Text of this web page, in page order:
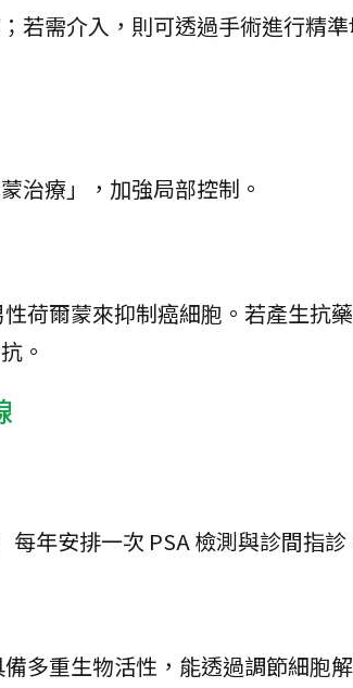
若需介入，則可透過手術進行精
治療」，加強局部控制。
荷爾蒙來抑制癌細胞。若產生抗
。
年安排一次 PSA 檢測與診間指診
多重生物活性，能透過調節細胞